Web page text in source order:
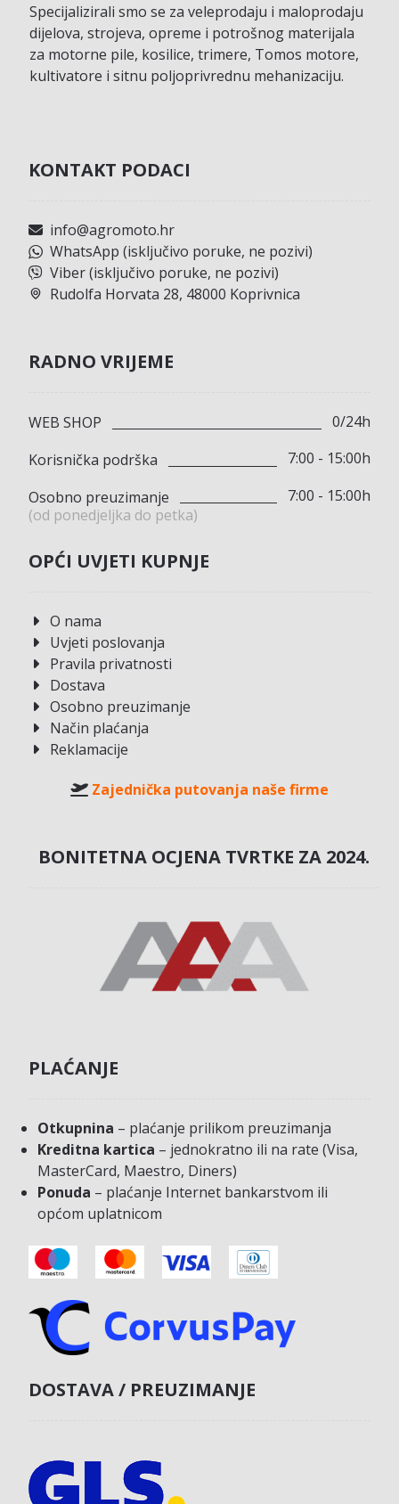
Specijalizirali smo se za veleprodaju i maloprodaju
dijelova, strojeva, opreme i potrošnog materijala
za motorne pile, kosilice, trimere, Tomos motore,
kultivatore i sitnu poljoprivrednu mehanizaciju.
KONTAKT PODACI
info@agromoto.hr
WhatsApp (isključivo poruke, ne pozivi)
Viber (isključivo poruke, ne pozivi)
Rudolfa Horvata 28, 48000 Koprivnica
RADNO VRIJEME
WEB SHOP
0/24h
Korisnička podrška
7:00 - 15:00h
Osobno preuzimanje
(od ponedjeljka do petka)
7:00 - 15:00h
OPĆI UVJETI KUPNJE
O nama
Uvjeti poslovanja
Pravila privatnosti
Dostava
Osobno preuzimanje
Način plaćanja
Reklamacije
Zajednička putovanja naše firme
BONITETNA OCJENA TVRTKE ZA 2024.
PLAĆANJE
Otkupnina – plaćanje prilikom preuzimanja
Kreditna kartica – jednokratno ili na rate (Visa,
MasterCard, Maestro, Diners)
Ponuda – plaćanje Internet bankarstvom ili
općom uplatnicom
DOSTAVA / PREUZIMANJE